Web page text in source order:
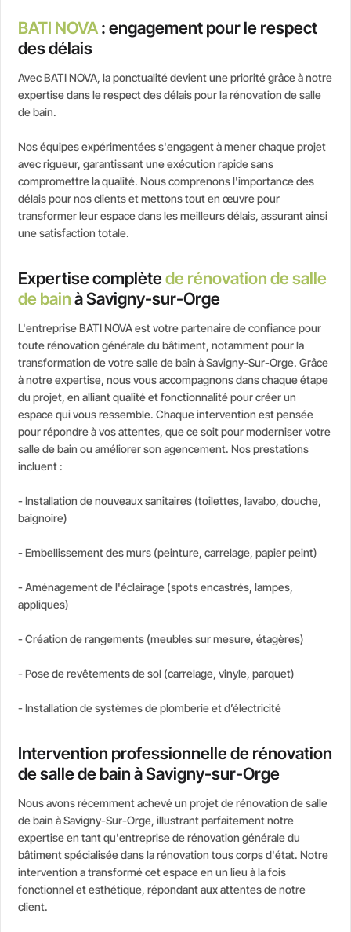
BATI NOVA: engagement pour le respect
des délais
Avec BATI NOVA, la ponctualité devient une priorité grâce à notre
expertise dans le respect des délais pour la rénovation de salle
de bain.
Nos équipes expérimentées s'engagent à mener chaque projet
avec rigueur, garantissant une exécution rapide sans
compromettre la qualité. Nous comprenons l'importance des
délais pour nos clients et mettons tout en œuvre pour
transformer leur espace dans les meilleurs délais, assurant ainsi
une satisfaction totale.
Expertise complètede rénovation de salle
de bainà Savigny-sur-Orge
L'entreprise BATI NOVA est votre partenaire de confiance pour
toute rénovation générale du bâtiment, notamment pour la
transformation de votre salle de bain à Savigny-Sur-Orge. Grâce
à notre expertise, nous vous accompagnons dans chaque étape
du projet, en alliant qualité et fonctionnalité pour créer un
espace qui vous ressemble. Chaque intervention est pensée
pour répondre à vos attentes, que ce soit pour moderniser votre
salle de bain ou améliorer son agencement. Nos prestations
incluent :
- Installation de nouveaux sanitaires (toilettes, lavabo, douche,
baignoire)
- Embellissement des murs (peinture, carrelage, papier peint)
- Aménagement de l'éclairage (spots encastrés, lampes,
appliques)
- Création de rangements (meubles sur mesure, étagères)
- Pose de revêtements de sol (carrelage, vinyle, parquet)
- Installation de systèmes de plomberie et d’électricité
Intervention professionnelle de rénovation
de salle de bain à Savigny-sur-Orge
Nous avons récemment achevé un projet de rénovation de salle
de bain à Savigny-Sur-Orge, illustrant parfaitement notre
expertise en tant qu'entreprise de rénovation générale du
bâtiment spécialisée dans la rénovation tous corps d'état. Notre
intervention a transformé cet espace en un lieu à la fois
fonctionnel et esthétique, répondant aux attentes de notre
client.